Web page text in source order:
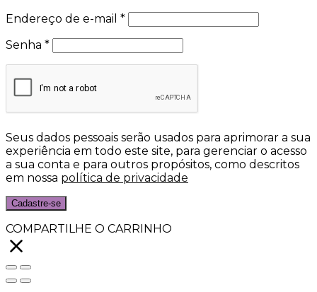
Endereço de e-mail *
Senha *
Seus dados pessoais serão usados para aprimorar a sua
experiência em todo este site, para gerenciar o acesso
a sua conta e para outros propósitos, como descritos
em nossa política de privacidade
Cadastre-se
COMPARTILHE O CARRINHO